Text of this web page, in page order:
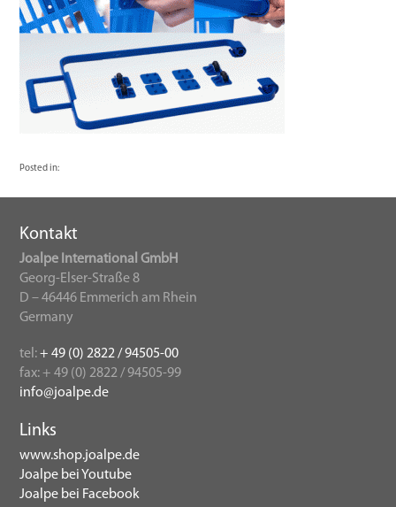
Posted in:
Kontakt
Joalpe International GmbH
Georg-Elser-Straße 8
D – 46446 Emmerich am Rhein
Germany
tel:+ 49 (0) 2822 / 94505-00
fax: + 49 (0) 2822 / 94505-99
info@joalpe.de
Links
www.shop.joalpe.de
Joalpe bei Youtube
Joalpe bei Facebook